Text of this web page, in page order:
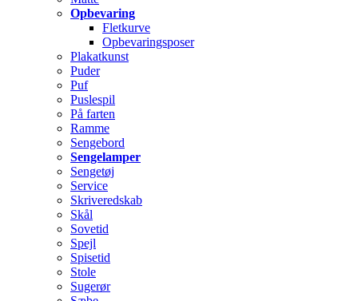
Opbevaring
Fletkurve
Opbevaringsposer
Plakatkunst
Puder
Puf
Puslespil
På farten
Ramme
Sengebord
Sengelamper
Sengetøj
Service
Skriveredskab
Skål
Sovetid
Spejl
Spisetid
Stole
Sugerør